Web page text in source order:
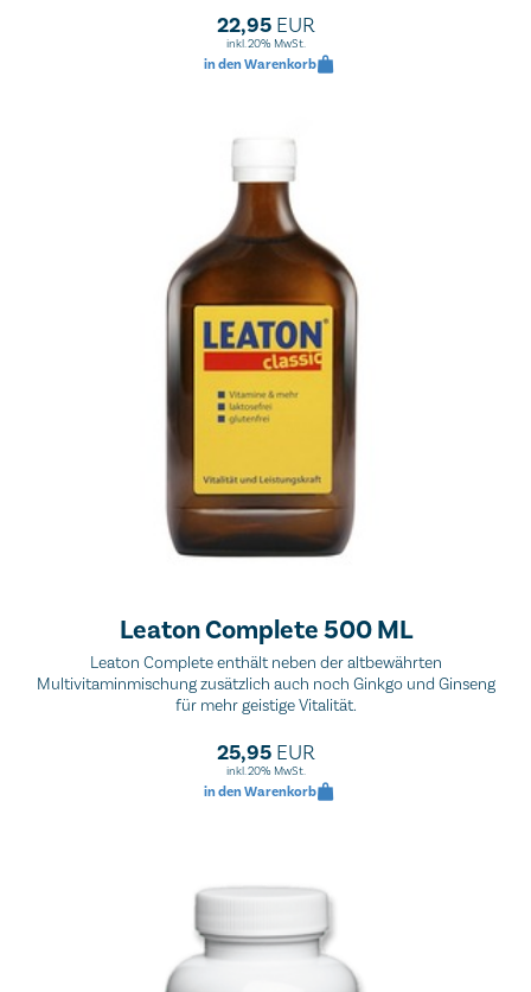
22,95EUR
inkl. 20% MwSt.
in den Warenkorb
Leaton Complete 500 ML
Leaton Complete enthält neben der altbewährten
Multivitaminmischung zusätzlich auch noch Ginkgo und Ginseng
für mehr geistige Vitalität.
25,95EUR
inkl. 20% MwSt.
in den Warenkorb